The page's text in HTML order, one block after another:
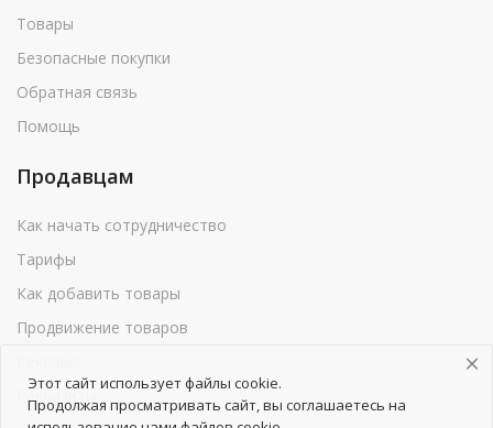
Товары
Безопасные покупки
Обратная связь
Помощь
Продавцам
Как начать сотрудничество
Тарифы
Как добавить товары
Продвижение товаров
Реквизиты
Этот сайт использует файлы cookie.
Продолжая просматривать сайт, вы соглашаетесь на